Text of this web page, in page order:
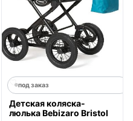
под заказ
Детская коляска-
люлька Bebizaro Bristol